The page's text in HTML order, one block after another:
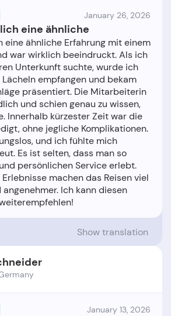
January 26, 2026
eine ähnliche
eine ähnliche Erfahrung mit einem
war wirklich beeindruckt. Als ich
Unterkunft suchte, wurde ich
empfangen und bekam
präsentiert. Die Mitarbeiterin
und schien genau zu wissen,
Innerhalb kürzester Zeit war die
ohne jegliche Komplikationen.
und ich fühlte mich
Es ist selten, dass man so
persönlichen Service erlebt.
machen das Reisen viel
Ich kann diesen
Show translation
January 13, 2026